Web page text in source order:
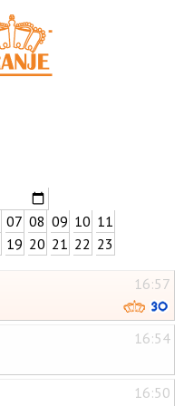
07 08 09 10 11
19 20 21 22 23
16:57
16:54
16:50